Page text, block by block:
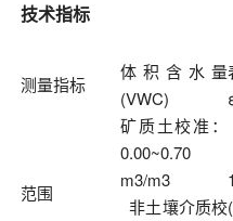
技术指标
测量指标
体积含水量
(VWC)
范围
矿质土校准：
0.00~0.70
m3/m3
非土壤介质校